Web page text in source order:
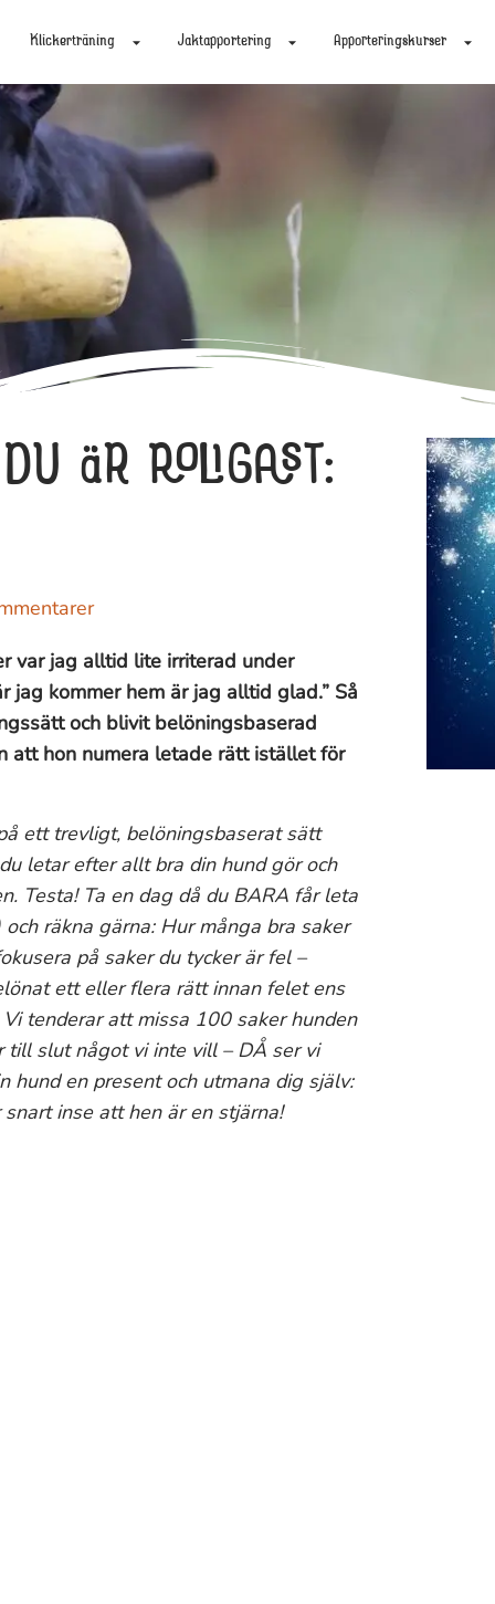
Klickerträning Jaktapportering Apporteringskurser
ÄR ROLIGAST:
var jag alltid lite irriterad under
jag kommer hem är jag alltid glad.” Så
och blivit belöningsbaserad
att hon numera letade rätt istället för
ett trevligt, belöningsbaserat sätt
letar efter allt bra din hund gör och
Testa! Ta en dag då du BARA får leta
räkna gärna: Hur många bra saker
på saker du tycker är fel –
ett eller flera rätt innan felet ens
tenderar att missa 100 saker hunden
till slut något vi inte vill – DÅ ser vi
en present och utmana dig själv:
inse att hen är en stjärna!